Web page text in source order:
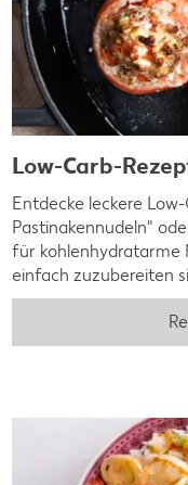
Low-Carb-
Entdecke leckere
Pastinakennudeln"
für kohlenhydratarme
einfach zuzubereiten